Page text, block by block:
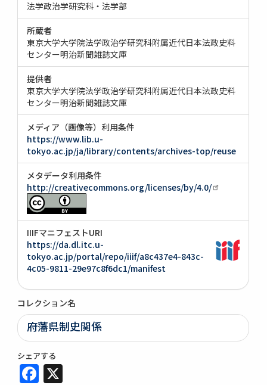
法学政治学研究科・法学部
所蔵者
東京大学大学院法学政治学研究科附属近代日本法政史料
センター明治新聞雑誌文庫
提供者
東京大学大学院法学政治学研究科附属近代日本法政史料
センター明治新聞雑誌文庫
メディア（画像等）利用条件
https://www.lib.u-
tokyo.ac.jp/ja/library/contents/archives-top/reuse
メタデータ利用条件
http://creativecommons.org/licenses/by/4.0/
IIIFマニフェストURI
https://da.dl.itc.u-
tokyo.ac.jp/portal/repo/iiif/a8c437e4-843c-
4c05-9811-29e97c8f6dc1/manifest
コレクション名
府藩県制史関係
シェアする
Facebook